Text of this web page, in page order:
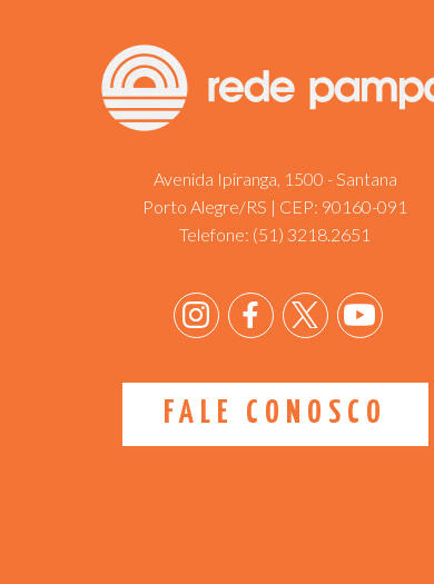
Avenida Ipiranga, 1500 - Santana
Porto Alegre/RS | CEP: 90160-091
Telefone: (51) 3218.2651
FALE CONOSCO